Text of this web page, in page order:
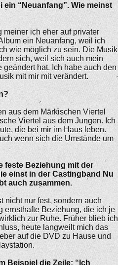
ein “Neuanfang”. Wie meinst
meiner ich eher auf privater
ein Neuanfang, weil ich
wie möglich zu sein. Die Musik
sich, weil sich auch mein
hat. Ich habe auch den
mit mir mit verändert.
aus dem Märkischen Viertel
Viertel aus dem Jungen. Ich
die bei mir im Haus leben.
wenn sich die Umstände um
feste Beziehung mit der
einst in der Castingband Nu
auch zusammen.
nicht nur fest, sondern auch
ernsthafte Beziehung, die ich je
zur Ruhe. Früher blieb ich
heute langweilt mich das
auf die DVD zu Hause und
Beispiel die Zeile: “Ich